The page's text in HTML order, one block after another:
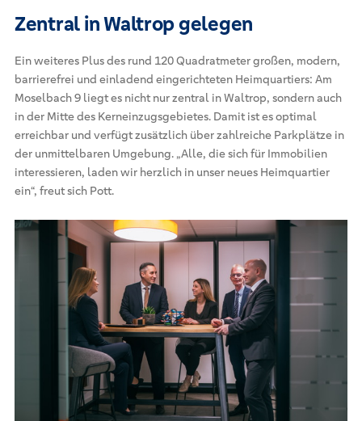
Zentral in Waltrop gelegen
Ein weiteres Plus des rund 120 Quadratmeter großen, modern,
barrierefrei und einladend eingerichteten Heimquartiers: Am
Moselbach 9 liegt es nicht nur zentral in Waltrop, sondern auch
in der Mitte des Kerneinzugsgebietes. Damit ist es optimal
erreichbar und verfügt zusätzlich über zahlreiche Parkplätze in
der unmittelbaren Umgebung. „Alle, die sich für Immobilien
interessieren, laden wir herzlich in unser neues Heimquartier
ein“, freut sich Pott.